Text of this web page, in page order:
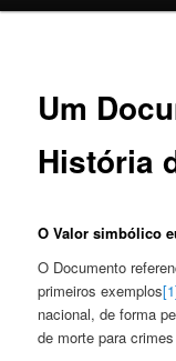
Um
História
O Valor simbólico
O Documento
primeiros exemplos
nacional, de forma
de morte para